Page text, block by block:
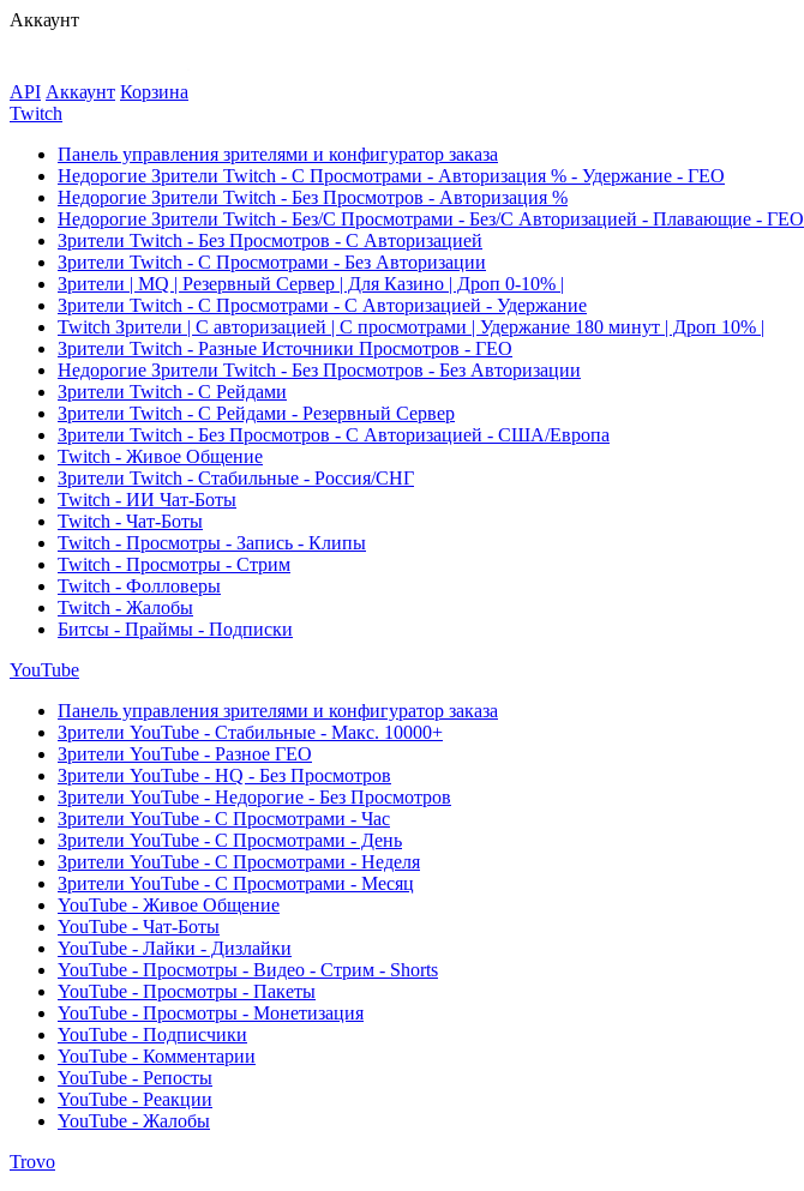
Аккаунт
API Аккаунт Корзина
Twitch
Панель управления зрителями и конфигуратор заказа
Недорогие Зрители Twitch - С Просмотрами - Авторизация % - Удержание - ГЕО
Недорогие Зрители Twitch - Без Просмотров - Авторизация %
Недорогие Зрители Twitch - Без/С Просмотрами - Без/С Авторизацией - Плавающие - ГЕО
Зрители Twitch - Без Просмотров - С Авторизацией
Зрители Twitch - С Просмотрами - Без Авторизации
Зрители | MQ | Резервный Сервер | Для Казино | Дроп 0-10% |
Зрители Twitch - С Просмотрами - С Авторизацией - Удержание
Twitch Зрители | С авторизацией | С просмотрами | Удержание 180 минут | Дроп 10% |
Зрители Twitch - Разные Источники Просмотров - ГЕО
Недорогие Зрители Twitch - Без Просмотров - Без Авторизации
Зрители Twitch - С Рейдами
Зрители Twitch - С Рейдами - Резервный Сервер
Зрители Twitch - Без Просмотров - С Авторизацией - США/Европа
Twitch - Живое Общение
Зрители Twitch - Стабильные - Россия/СНГ
Twitch - ИИ Чат-Боты
Twitch - Чат-Боты
Twitch - Просмотры - Запись - Клипы
Twitch - Просмотры - Стрим
Twitch - Фолловеры
Twitch - Жалобы
Битсы - Праймы - Подписки
YouTube
Панель управления зрителями и конфигуратор заказа
Зрители YouTube - Стабильные - Макс. 10000+
Зрители YouTube - Разное ГЕО
Зрители YouTube - HQ - Без Просмотров
Зрители YouTube - Недорогие - Без Просмотров
Зрители YouTube - С Просмотрами - Час
Зрители YouTube - С Просмотрами - День
Зрители YouTube - С Просмотрами - Неделя
Зрители YouTube - С Просмотрами - Месяц
YouTube - Живое Общение
YouTube - Чат-Боты
YouTube - Лайки - Дизлайки
YouTube - Просмотры - Видео - Стрим - Shorts
YouTube - Просмотры - Пакеты
YouTube - Просмотры - Монетизация
YouTube - Подписчики
YouTube - Комментарии
YouTube - Репосты
YouTube - Реакции
YouTube - Жалобы
Trovo